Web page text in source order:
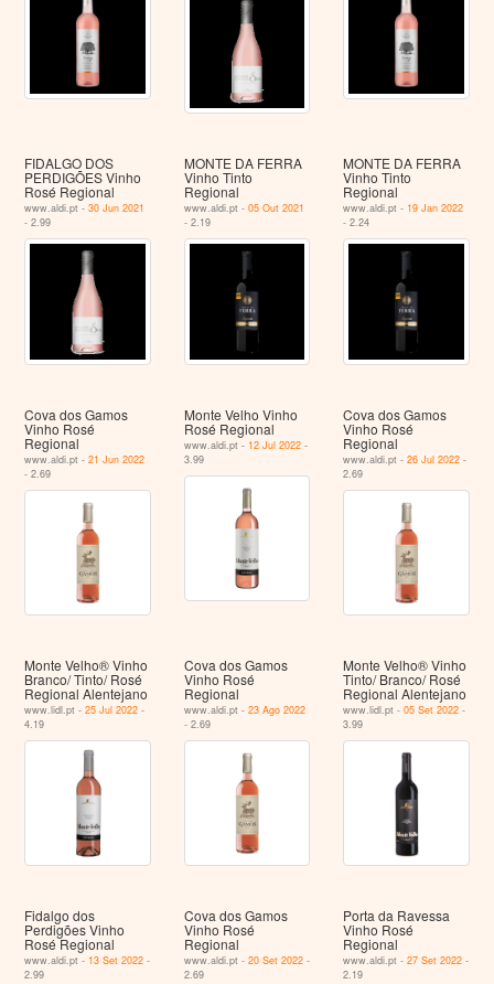
FIDALGO DOS
PERDIGÕES Vinho
Rosé Regional
www.aldi.pt -30 Jun 2021
- 2.99
MONTE DA FERRA
Vinho Tinto
Regional
www.aldi.pt - 05 Out 2021
- 2.19
MONTE DA FERRA
Vinho Tinto
Regional
www.aldi.pt - 19 Jan 2022
- 2.24
Cova dos Gamos
Vinho Rosé
Regional
www.aldi.pt -21 Jun 2022
- 2.69
Monte Velho Vinho
Rosé Regional
www.aldi.pt - 12 Jul 2022-
3.99
Cova dos Gamos
Vinho Rosé
Regional
www.aldi.pt -26 Jul 2022 -
2.69
Monte Velho® Vinho
Branco/ Tinto/ Rosé
Regional Alentejano
www.lidl.pt -25 Jul 2022 -
4.19
Cova dos Gamos
Vinho Rosé
Regional
www.aldi.pt - 23 Ago 2022
- 2.69
Monte Velho® Vinho
Tinto/ Branco/ Rosé
Regional Alentejano
www.lidl.pt -05 Set 2022 -
3.99
Fidalgo dos
Perdigões Vinho
Rosé Regional
www.aldi.pt - 13 Set 2022 -
2.99
Cova dos Gamos
Vinho Rosé
Regional
www.aldi.pt - 20 Set 2022-
2.69
Porta da Ravessa
Vinho Rosé
Regional
www.aldi.pt -27 Set 2022 -
2.19